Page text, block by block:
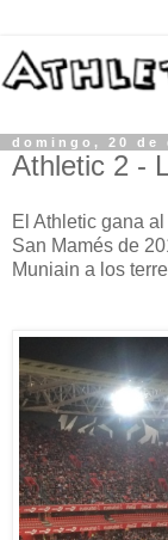
domingo, 20 de
Athletic 2 -
El Athletic gana
San Mamés de
Muniain a los